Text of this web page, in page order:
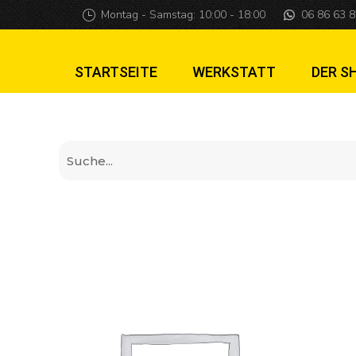
Congo Shooter-
Montag - Samstag: 10:00 - 18:00 06 86 63
STARTSEITE WERKSTATT DER